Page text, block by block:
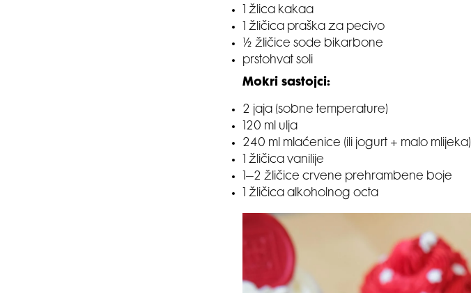
1 žlica kakaa
1 žličica praška za pecivo
½ žličice sode bikarbone
prstohvat soli
Mokri sastojci:
2 jaja (sobne temperature)
120 ml ulja
240 ml mlaćenice (ili jogurt + malo mlijeka)
1 žličica vanilije
1–2 žličice crvene prehrambene boje
1 žličica alkoholnog octa